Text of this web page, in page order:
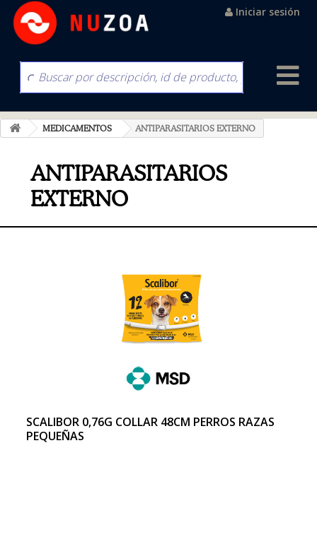
Iniciar sesión
MEDICAMENTOS ANTIPARASITARIOS EXTERNO
ANTIPARASITARIOS
EXTERNO
SCALIBOR 0,76G COLLAR 48CM PERROS RAZAS
PEQUEÑAS